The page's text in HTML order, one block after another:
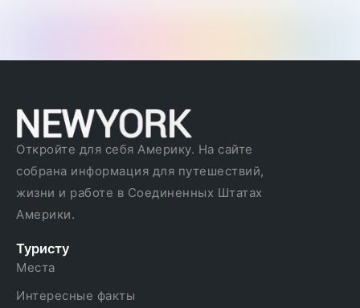
Откройте для себя Америку. На сайте
собрана информация для путешествий,
жизни и работе в Соединенных Штатах
Америки.
Туристу
Места
Интересные факты